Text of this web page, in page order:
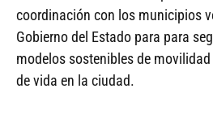
coordinación con los municipios
Gobierno del Estado para para
modelos sostenibles de
de vida en la ciudad.